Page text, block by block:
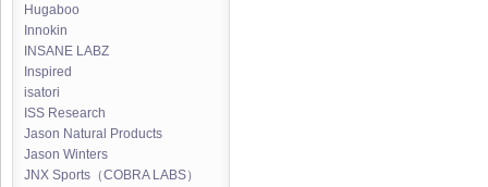
Hugaboo
Innokin
INSANE LABZ
Inspired
isatori
ISS Research
Jason Natural Products
Jason Winters
JNX Sports（COBRA LABS）